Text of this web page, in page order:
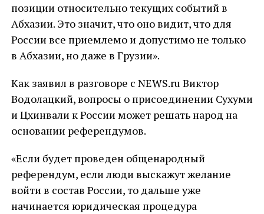
позиции относительно текущих событий в
Абхазии. Это значит, что оно видит, что для
России все приемлемо и допустимо не только
в Абхазии, но даже в Грузии».
Как заявил в разговоре с NEWS.ru Виктор
Водолацкий, вопросы о присоединении Сухуми
и Цхинвали к России может решать народ на
основании референдумов.
«Если будет проведен общенародный
референдум, если люди выскажут желание
войти в состав России, то дальше уже
начинается юридическая процедура